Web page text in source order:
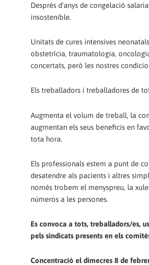
Després d'anys de congelació
insostenible.
Unitats de cures intensives
obstetrícia, traumatologia,
concertats, però les nostres
Els treballadors i treballadores de
Augmenta el volum de treball, la
augmentan els seus beneficis en
tota hora.
Els professionals estem a punt de
desatendre als pacients i altres
només trobem el menyspreu, la
números a les persones.
Es convoca a tots, treballadors/es,
pels sindicats presents en els
Concentració el dimecres 8 de